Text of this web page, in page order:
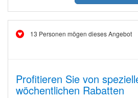
13 Personen mögen dieses Angebot
Profitieren Sie von
wöchentlichen Rabatten